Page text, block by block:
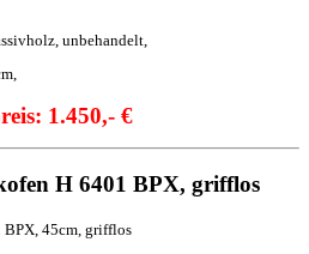
unbehandelt,
1.450,- €
H 6401 BPX, grifflos